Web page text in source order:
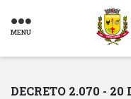
MENU
DECRETO 2.070 - 20